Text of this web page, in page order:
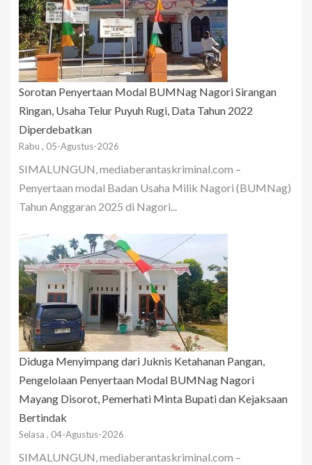
Sorotan Penyertaan Modal BUMNag Nagori Sirangan
Ringan, Usaha Telur Puyuh Rugi, Data Tahun 2022
Diperdebatkan
Rabu , 05-Agustus-2026
SIMALUNGUN, mediaberantaskriminal.com –
Penyertaan modal Badan Usaha Milik Nagori (BUMNag)
Tahun Anggaran 2025 di Nagori...
Diduga Menyimpang dari Juknis Ketahanan Pangan,
Pengelolaan Penyertaan Modal BUMNag Nagori
Mayang Disorot, Pemerhati Minta Bupati dan Kejaksaan
Bertindak
Selasa , 04-Agustus-2026
SIMALUNGUN, mediaberantaskriminal.com –